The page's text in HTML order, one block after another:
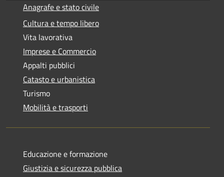
Anagrafe e stato civile
Cultura e tempo libero
Vita lavorativa
Imprese e Commercio
Appalti pubblici
Catasto e urbanistica
Turismo
Mobilità e trasporti
Educazione e formazione
Giustizia e sicurezza pubblica